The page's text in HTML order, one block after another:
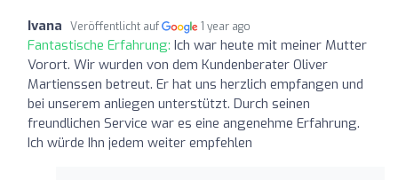
Ivana Veröffentlicht auf 1 year ago
Fantastische Erfahrung: Ich war heute mit meiner Mutter
Vorort. Wir wurden von dem Kundenberater Oliver
Martienssen betreut. Er hat uns herzlich empfangen und
bei unserem anliegen unterstützt. Durch seinen
freundlichen Service war es eine angenehme Erfahrung.
Ich würde Ihn jedem weiter empfehlen